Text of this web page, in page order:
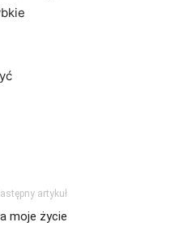
artykuł
moje życie